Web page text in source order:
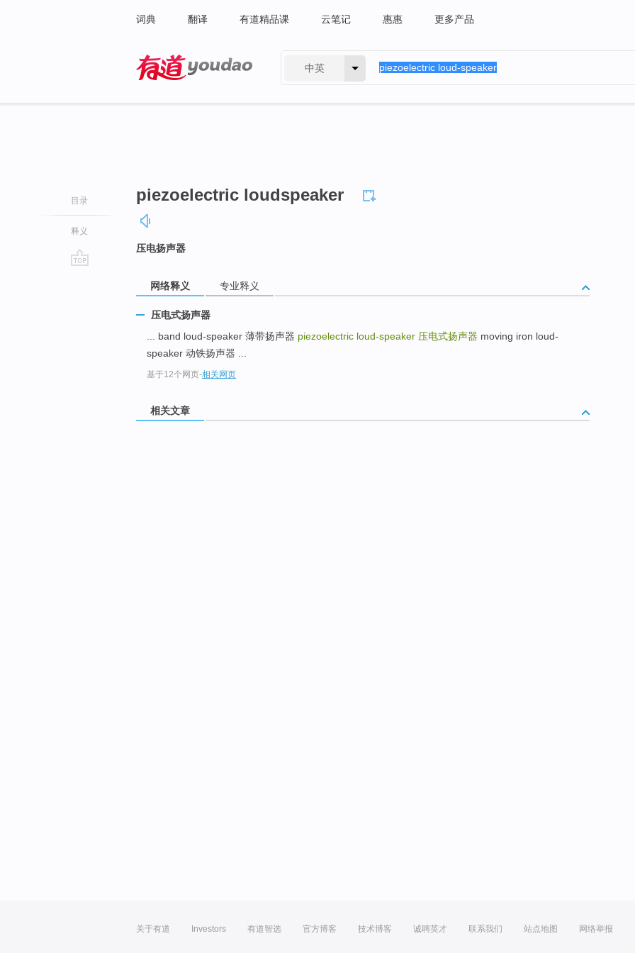
词典 翻译 有道精品课 云笔记 惠惠 更多产品
中英
目录
释义
piezoelectric loudspeaker
压电扬声器
网络释义 专业释义
压电式扬声器
... band loud-speaker 薄带扬声器 piezoelectric loud-speaker 压电式扬声器 moving iron loud-
speaker 动铁扬声器 ...
基于12个网页-相关网页
相关文章
关于有道 Investors 有道智选 官方博客 技术博客 诚聘英才 联系我们 站点地图 网络举报